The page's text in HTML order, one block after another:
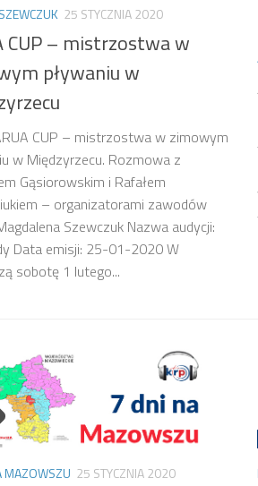
25 STYCZNIA 2020
CUP – mistrzostwa w
pływaniu w
CUP – mistrzostwa w zimowym
w Międzyrzecu. Rozmowa z
Gąsiorowskim i Rafałem
– organizatorami zawodów
Szewczuk Nazwa audycji:
Data emisji: 25-01-2020 W
sobotę 1 lutego...
MAZOWSZU 25 STYCZNIA 2020